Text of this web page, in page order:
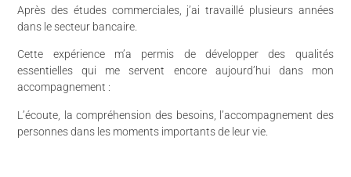
Après des études commerciales, j’ai travaillé plusieurs années
dans le secteur bancaire.
Cette expérience m’a permis de développer des qualités
essentielles qui me servent encore aujourd’hui dans mon
accompagnement :
L’écoute, la compréhension des besoins, l’accompagnement des
personnes dans les moments importants de leur vie.